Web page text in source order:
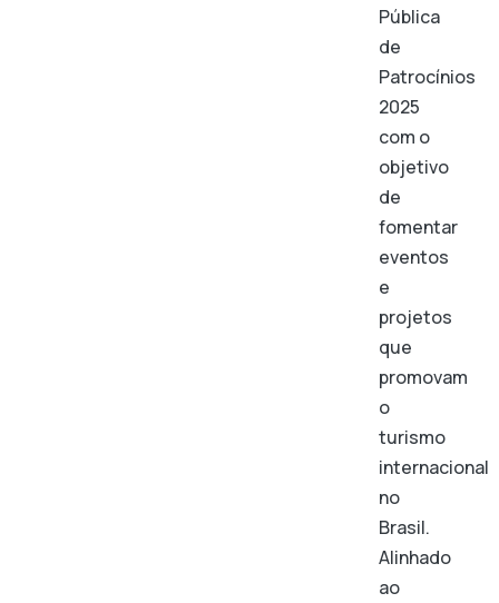
Pública
de
Patrocínios
2025
com o
objetivo
de
fomentar
eventos
e
projetos
que
promovam
o
turismo
internacional
no
Brasil.
Alinhado
ao